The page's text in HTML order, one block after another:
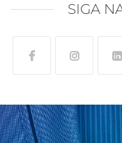
SIGA